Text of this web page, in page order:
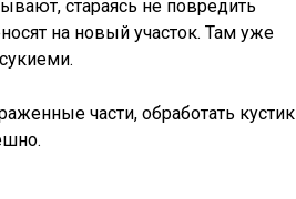
стараясь не повредить
на новый участок. Там уже
части, обработать кустик